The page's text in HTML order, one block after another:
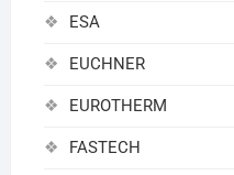
ESA
EUCHNER
EUROTHERM
FASTECH